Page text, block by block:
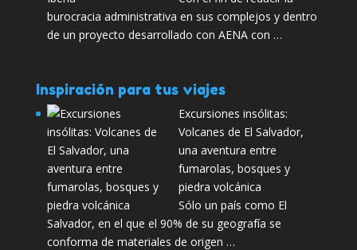
burocracia administrativa en sus complejos y dentro
de un proyecto desarrollado con AENA con …
Inspiración para tus viajes
Excursiones insólitas:
Volcanes de El Salvador,
una aventura entre
fumarolas, bosques y
piedra volcánica
Sólo un país como El
Salvador, en el que el 90% de su geografía se
conforma de materiales de origen …